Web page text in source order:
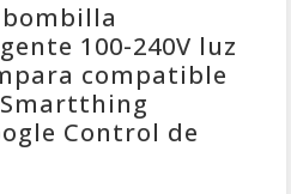
bombilla
100-240V luz
compatible
Control de